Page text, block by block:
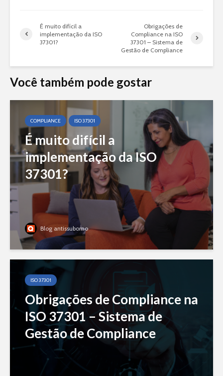
É muito difícil a
implementação da ISO
37301?
Obrigações de
Compliance na ISO
37301 – Sistema de
Gestão de Compliance
Você também pode gostar
COMPLIANCE ISO 37301
É muito difícil a
implementação da ISO
37301?
Blog antissuborno
ISO 37301
Obrigações de Compliance na
ISO 37301 – Sistema de
Gestão de Compliance